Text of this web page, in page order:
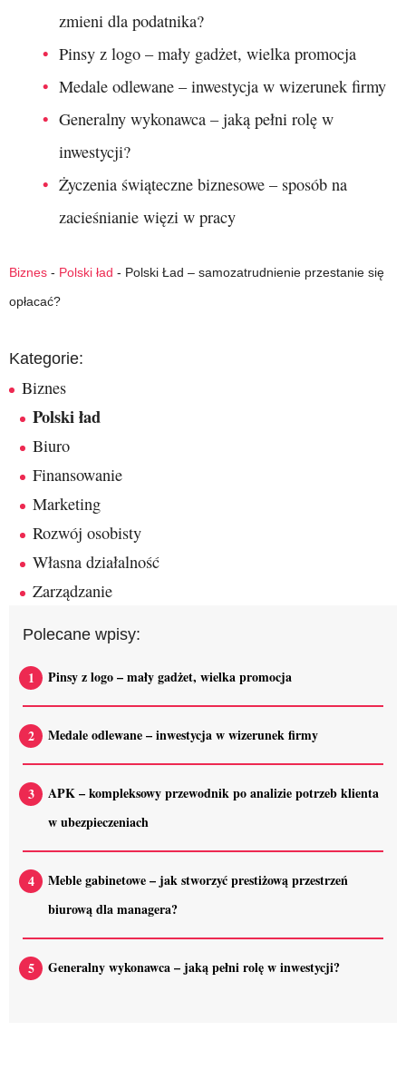
zmieni dla podatnika?
Pinsy z logo – mały gadżet, wielka promocja
Medale odlewane – inwestycja w wizerunek firmy
Generalny wykonawca – jaką pełni rolę w
inwestycji?
Życzenia świąteczne biznesowe – sposób na
zacieśnianie więzi w pracy
Biznes - Polski ład - Polski Ład – samozatrudnienie przestanie się
opłacać?
Kategorie:
Biznes
Polski ład
Biuro
Finansowanie
Marketing
Rozwój osobisty
Własna działalność
Zarządzanie
Polecane wpisy:
Pinsy z logo – mały gadżet, wielka promocja
Medale odlewane – inwestycja w wizerunek firmy
APK – kompleksowy przewodnik po analizie potrzeb klienta
w ubezpieczeniach
Meble gabinetowe – jak stworzyć prestiżową przestrzeń
biurową dla managera?
Generalny wykonawca – jaką pełni rolę w inwestycji?